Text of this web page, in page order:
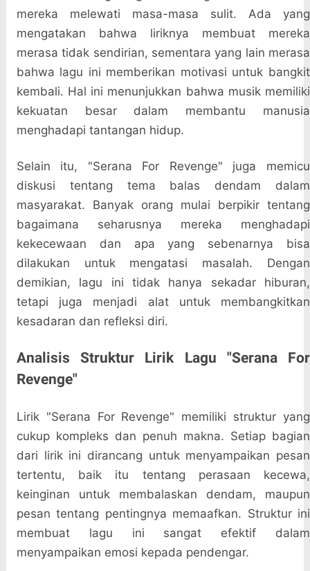
mereka melewati masa-masa sulit. Ada yang
mengatakan bahwa liriknya membuat mereka
merasa tidak sendirian, sementara yang lain merasa
bahwa lagu ini memberikan motivasi untuk bangkit
kembali. Hal ini menunjukkan bahwa musik memiliki
kekuatan besar dalam membantu manusia
menghadapi tantangan hidup.
Selain itu, "Serana For Revenge" juga memicu
diskusi tentang tema balas dendam dalam
masyarakat. Banyak orang mulai berpikir tentang
bagaimana seharusnya mereka menghadapi
kekecewaan dan apa yang sebenarnya bisa
dilakukan untuk mengatasi masalah. Dengan
demikian, lagu ini tidak hanya sekadar hiburan,
tetapi juga menjadi alat untuk membangkitkan
kesadaran dan refleksi diri.
Analisis Struktur Lirik Lagu "Serana For
Revenge"
Lirik "Serana For Revenge" memiliki struktur yang
cukup kompleks dan penuh makna. Setiap bagian
dari lirik ini dirancang untuk menyampaikan pesan
tertentu, baik itu tentang perasaan kecewa,
keinginan untuk membalaskan dendam, maupun
pesan tentang pentingnya memaafkan. Struktur ini
membuat lagu ini sangat efektif dalam
menyampaikan emosi kepada pendengar.